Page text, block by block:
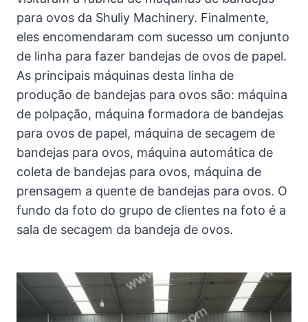
para ovos da Shuliy Machinery. Finalmente,
eles encomendaram com sucesso um conjunto
de linha para fazer bandejas de ovos de papel.
As principais máquinas desta linha de
produção de bandejas para ovos são: máquina
de polpação, máquina formadora de bandejas
para ovos de papel, máquina de secagem de
bandejas para ovos, máquina automática de
coleta de bandejas para ovos, máquina de
prensagem a quente de bandejas para ovos. O
fundo da foto do grupo de clientes na foto é a
sala de secagem da bandeja de ovos.